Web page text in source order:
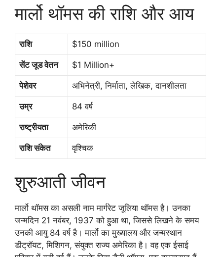
मार्लो थॉमस की राशि और आय
राशि $150 million
सेंट जूड वेतन $1 Million+
पेशेवर अभिनेत्री, निर्माता, लेखिक, दानशीलता
उम्र 84 वर्ष
राष्ट्रीयता अमेरिकी
राशि संकेत वृश्चिक
शुरुआती जीवन
मार्लो थॉमस का असली नाम मार्गरेट जूलिया थॉमस है। उनका
जन्मदिन 21 नवंबर, 1937 को हुआ था, जिससे लिखने के समय
उनकी आयु 84 वर्ष है। मार्लो का मुख्यालय और जन्मस्थान
डीट्रॉयट, मिशिगन, संयुक्त राज्य अमेरिका है। वह एक ईसाई